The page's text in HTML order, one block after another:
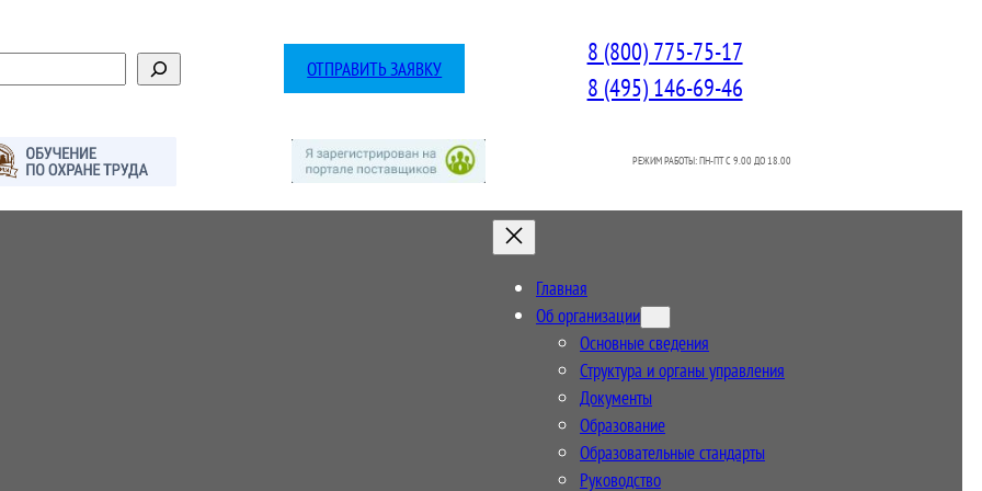
ОТПРАВИТЬ ЗАЯВКУ
8 (800) 775-75-17
8 (495) 146-69-46
РЕЖИМ РАБОТЫ: ПН-ПТ C 9.00 ДО 18.00
Главная
Об организации
Основные сведения
Структура и органы управления
Документы
Образование
Образовательные стандарты
Руководство